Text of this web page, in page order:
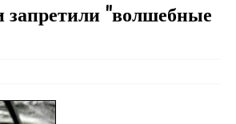
запретили "волшебные